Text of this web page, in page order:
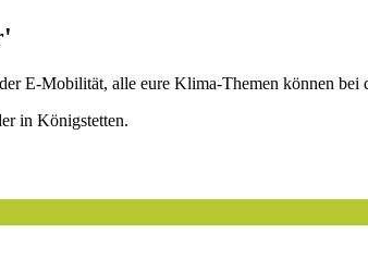
E-Mobilität, alle eure Klima-Themen können bei
in Königstetten.